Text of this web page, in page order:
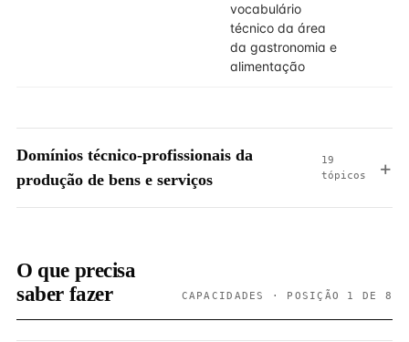
vocabulário
técnico da área
da gastronomia e
alimentação
Domínios técnico-profissionais da
produção de bens e serviços
19
tópicos
O que precisa
saber fazer
CAPACIDADES · POSIÇÃO 1 DE 8